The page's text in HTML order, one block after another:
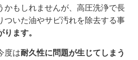
かもしれませんが、高圧洗浄で長
ついた油やサビ汚れを除去する事
ます。
度は耐久性に問題が生じてしまう